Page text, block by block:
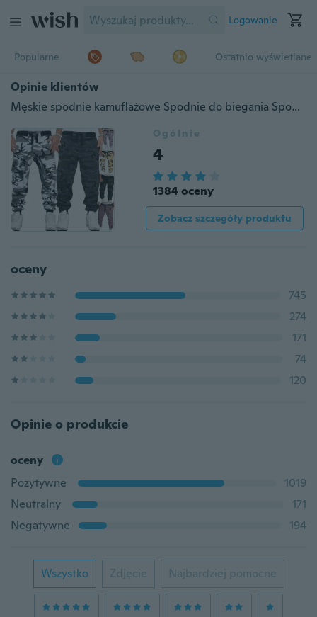
Logowanie
Popularne Ostatnio wyświetlane
Opinie klientów
Męskie spodnie kamuflażowe Spodnie do biegania Spodnie sportowe Fitness Sport Jogging Army
Ogólnie
4
1384 oceny
Zobacz szczegóły produktu
oceny
745
274
171
74
120
Opinie o produkcie
oceny
Pozytywne
1019
Neutralny
171
Negatywne
194
Wszystko Zdjęcie Najbardziej pomocne